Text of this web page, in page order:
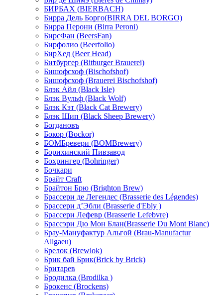
БИРБАХ (BIERBACH)
Бирра Дель Борго(BIRRA DEL BORGO)
Бирра Перони (Birra Peroni)
БирсФан (BeersFan)
Бирфолио (Beerfolio)
БирХед (Beer Head)
Битбургер (Bitburger Brauerei)
Бишофсхоф (Bischofshof)
Бишофсхоф (Brauerei Bischofshof)
Блэк Айл (Black Isle)
Блэк Вульф (Black Wolf)
Блэк Кэт (Black Cat Brewery)
Блэк Шип (Black Sheep Brewery)
Богдановъ
Бокор (Bockor)
БОМБревери (BOMBrewery)
Борихинский Пивзавод
Бохрингер (Bohringer)
Бочкари
Брайт Craft
Брайтон Брю (Brighton Brew)
Брассери де Легендес (Brasserie des Légendes)
Брассери д’Эбли (Brasserie d'Ebly )
Брассери Лефевр (Brasserie Lefebvre)
Брассэри Дю Мон Блан(Brasserie Du Mont Blanc)
Брау-Мануфактур Альгой (Brau-Manufactur
Allgaeu)
Брелок (Brewlok)
Брик бай Брик(Brick by Brick)
Бритарев
Бродилка (Brodilka )
Брокенс (Brockens)